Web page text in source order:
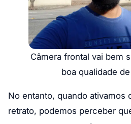
Câmera frontal vai bem
boa qualidade
No entanto, quando ativamos
retrato, podemos perceber